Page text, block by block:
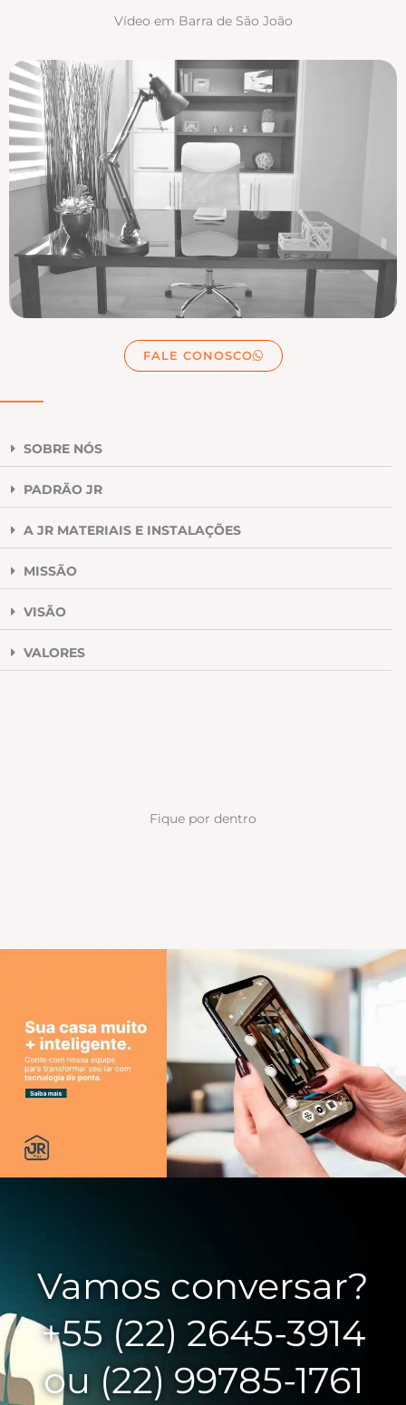
Vídeo em Barra de São João
FALE CONOSCO
SOBRE NÓS
PADRÃO JR
A JR MATERIAIS E INSTALAÇÕES
MISSÃO
VISÃO
VALORES
Fique por dentro
Vamos conversar?
+55 (22) 2645-3914
ou (22) 99785-1761